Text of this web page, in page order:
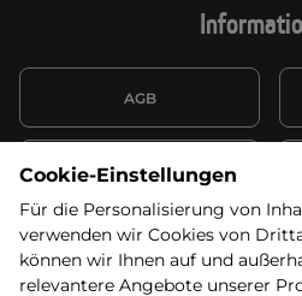
AGB
Datenschutzerklärung
Wiederufsbelehrung mit Link
zum Formular
Cookie-Einstellungen
Für die Personalisierung von
verwenden wir Cookies von
können wir Ihnen auf und
relevantere Angebote unserer